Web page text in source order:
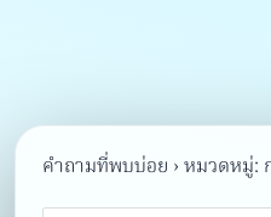
คำถามที่พบบ่อย ›หมวดหมู่: